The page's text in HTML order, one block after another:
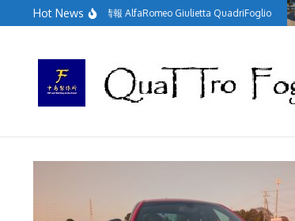
コンテンツへスキップ
Hot News新着情報 AlfaRomeo Giulietta QuadriFoglio